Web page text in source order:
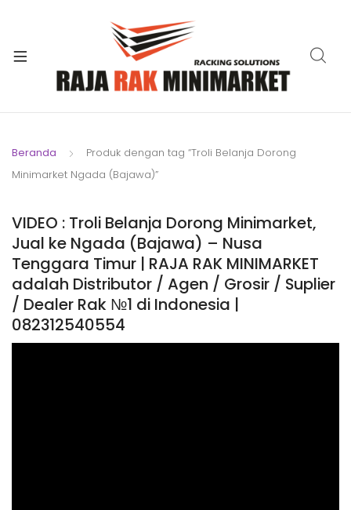
Beranda
Produk dengan tag “Troli Belanja Dorong
Minimarket Ngada (Bajawa)”
VIDEO : Troli Belanja Dorong Minimarket,
Jual ke Ngada (Bajawa) – Nusa
Tenggara Timur | RAJA RAK MINIMARKET
adalah Distributor / Agen / Grosir / Suplier
/ Dealer Rak №1 di Indonesia |
082312540554